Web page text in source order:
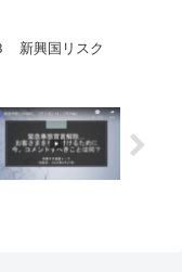
新興国リスク